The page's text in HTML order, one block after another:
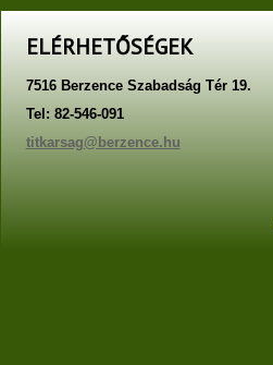
ELÉRHETŐSÉGEK
7516 Berzence Szabadság Tér 19.
Tel: 82-546-091
titkarsag@berzence.hu